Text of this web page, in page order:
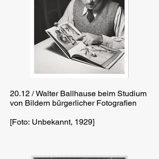
20.12 / Walter Ballhause beim Studium
von Bildern bürgerlicher Fotografien
[Foto: Unbekannt, 1929]